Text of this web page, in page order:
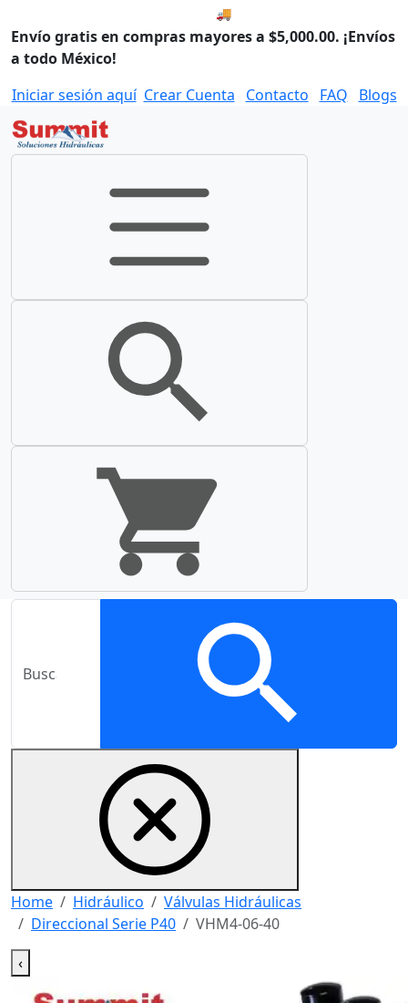
🚚 Envío el Viernes, 07 de
Envío gratis en compras mayores a $5,000.00. ¡Envíos
a todo México!
Iniciar sesión aquí Crear Cuenta Contacto FAQ Blogs
Home Hidráulico
Válvulas Hidráulicas
Direccional Serie P40
VHM4-06-40
‹